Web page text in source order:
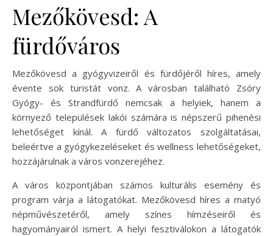
Mezőkövesd: A
fürdőváros
Mezőkövesd a gyógyvizeiről és fürdőjéről híres, amely
évente sok turistát vonz. A városban található Zsóry
Gyógy- és Strandfürdő nemcsak a helyiek, hanem a
környező települések lakói számára is népszerű pihenési
lehetőséget kínál. A fürdő változatos szolgáltatásai,
beleértve a gyógykezeléseket és wellness lehetőségeket,
hozzájárulnak a város vonzerejéhez.
A város központjában számos kulturális esemény és
program várja a látogatókat. Mezőkövesd híres a matyó
népművészetéről, amely színes hímzéseiről és
hagyományairól ismert. A helyi fesztiválokon a látogatók